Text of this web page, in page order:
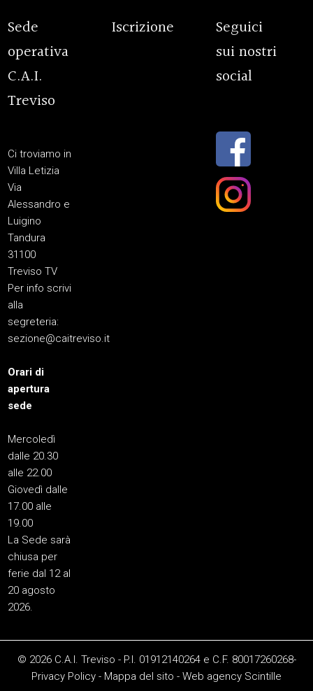
Sede
operativa
C.A.I.
Treviso
Ci troviamo in
Villa Letizia
Via
Alessandro e
Luigino
Tandura
31100
Treviso TV
Per info scrivi
alla
segreteria:
sezione@caitreviso.it
Orari di
apertura
sede
Mercoledì
dalle 20.30
alle 22.00
Giovedì dalle
17.00 alle
19.00
La Sede sarà
chiusa per
ferie dal 12 al
20 agosto
2026.
Iscrizione
Seguici
sui nostri
social
© 2026 C.A.I. Treviso - P.I. 01912140264 e C.F. 80017260268-
Privacy Policy - Mappa del sito - Web agency Scintille